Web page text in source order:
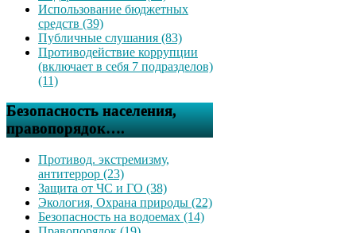
Использование бюджетных
средств (39)
Публичные слушания (83)
Противодействие коррупции
(включает в себя 7 подразделов)
(11)
Безопасность населения,
правопорядок….
Противод. экстремизму,
антитеррор (23)
Защита от ЧС и ГО (38)
Экология, Охрана природы (22)
Безопасность на водоемах (14)